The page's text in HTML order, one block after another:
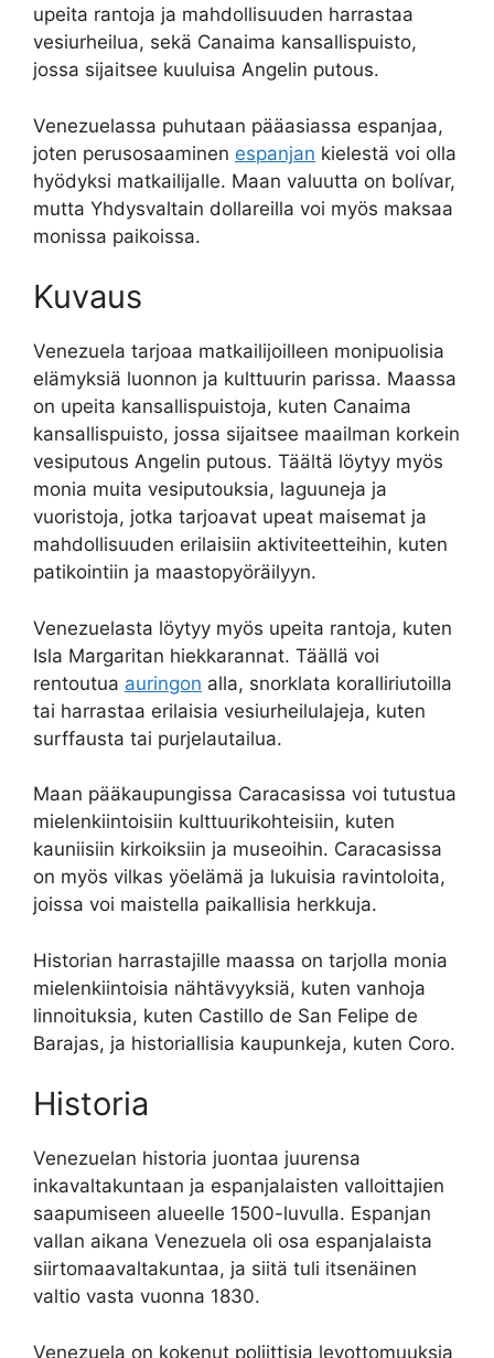
upeita rantoja ja mahdollisuuden harrastaa
vesiurheilua, sekä Canaima kansallispuisto,
jossa sijaitsee kuuluisa Angelin putous.
Venezuelassa puhutaan pääasiassa espanjaa,
joten perusosaaminen espanjan kielestä voi olla
hyödyksi matkailijalle. Maan valuutta on bolívar,
mutta Yhdysvaltain dollareilla voi myös maksaa
monissa paikoissa.
Kuvaus
Venezuela tarjoaa matkailijoilleen monipuolisia
elämyksiä luonnon ja kulttuurin parissa. Maassa
on upeita kansallispuistoja, kuten Canaima
kansallispuisto, jossa sijaitsee maailman korkein
vesiputous Angelin putous. Täältä löytyy myös
monia muita vesiputouksia, laguuneja ja
vuoristoja, jotka tarjoavat upeat maisemat ja
mahdollisuuden erilaisiin aktiviteetteihin, kuten
patikointiin ja maastopyöräilyyn.
Venezuelasta löytyy myös upeita rantoja, kuten
Isla Margaritan hiekkarannat. Täällä voi
rentoutua auringon alla, snorklata koralliriutoilla
tai harrastaa erilaisia vesiurheilulajeja, kuten
surffausta tai purjelautailua.
Maan pääkaupungissa Caracasissa voi tutustua
mielenkiintoisiin kulttuurikohteisiin, kuten
kauniisiin kirkoiksiin ja museoihin. Caracasissa
on myös vilkas yöelämä ja lukuisia ravintoloita,
joissa voi maistella paikallisia herkkuja.
Historian harrastajille maassa on tarjolla monia
mielenkiintoisia nähtävyyksiä, kuten vanhoja
linnoituksia, kuten Castillo de San Felipe de
Barajas, ja historiallisia kaupunkeja, kuten Coro.
Historia
Venezuelan historia juontaa juurensa
inkavaltakuntaan ja espanjalaisten valloittajien
saapumiseen alueelle 1500-luvulla. Espanjan
vallan aikana Venezuela oli osa espanjalaista
siirtomaavaltakuntaa, ja siitä tuli itsenäinen
valtio vasta vuonna 1830.
Venezuela on kokenut poliittisia levottomuuksia